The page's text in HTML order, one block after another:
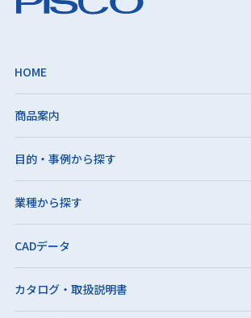
HOME
商品案内
目的・事例から探す
業種から探す
CADデータ
カタログ・取扱説明書